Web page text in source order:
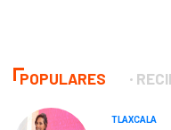
POPULARES
TLAXCALA